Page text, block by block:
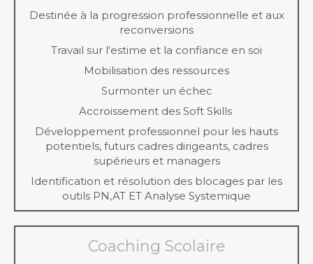
Destinée à la progression professionnelle et aux
reconversions
Travail sur l'estime et la confiance en soi
Mobilisation des ressources
Surmonter un échec
Accroissement des Soft Skills
Développement professionnel pour les hauts
potentiels, futurs cadres dirigeants, cadres
supérieurs et managers
Identification et résolution des blocages par les
outils PN,AT ET Analyse Systemique
Coaching Scolaire